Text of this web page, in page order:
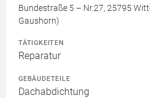
Bundestraße 5 – Nr.27, 25795
Gaushorn)
TÄTIGKEITEN
Reparatur
GEBÄUDETEILE
Dachabdichtung